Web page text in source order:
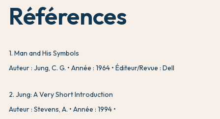
Références
1. Man and His Symbols
Auteur : Jung, C. G.
Année : 1964 Éditeur/Revue : Dell
2. Jung: A Very Short Introduction
Auteur : Stevens, A.
Année : 1994